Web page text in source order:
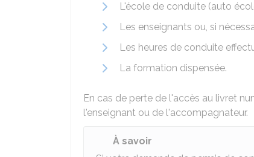
L'école de conduite (auto
Les enseignants ou, si
Les heures de conduite
La formation dispensée.
En cas de perte de l'accès au livret
l'enseignant ou de l'accompagnateur.
À savoir